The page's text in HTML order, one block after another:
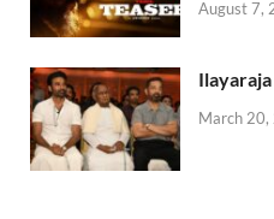
August 7,
March